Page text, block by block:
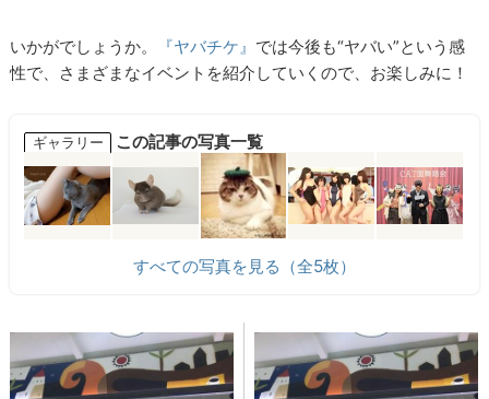
いかがでしょうか。 『ヤバチケ』 では今後も“ヤバい”という感
性で、さまざまなイベントを紹介していくので、お楽しみに！
ギャラリー この記事の写真一覧
すべての写真を見る（全5枚）